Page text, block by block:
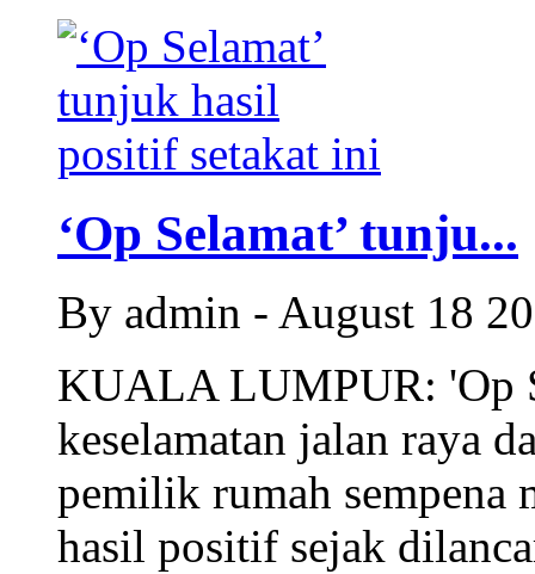
‘Op Selamat’ tunju...
By admin - August 18
KUALA LUMPUR: 'Op
keselamatan jalan raya
pemilik rumah sempena
hasil positif sejak